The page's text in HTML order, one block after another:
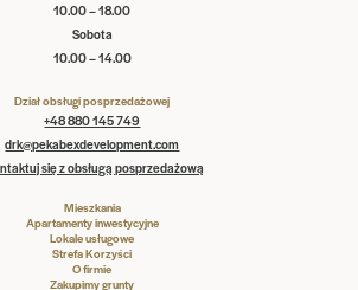
Mieszkania
Apartamenty inwestycyjne
Lokale usługowe
Strefa Korzyści
O firmie
Zakupimy grunty
10.00 – 18.00
Sobota
10.00 – 14.00
Dział obsługi posprzedażowej
+48 880 145 749
drk@pekabexdevelopment.com
się z obsługą posprzedażową